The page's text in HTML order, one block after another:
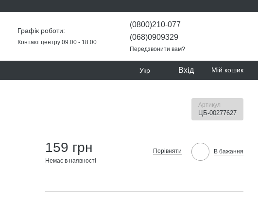
Графік роботи:
Контакт центру 09:00 - 18:00
(0800)210-077
(068)0909329
Передзвонити вам?
Укр Вхід Мій кошик
Артикул
ЦБ-00277627
159 грн
Немає в наявності
Порівняти В бажання